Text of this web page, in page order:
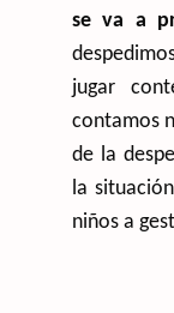
se va a
jugar
contamos
de la
la
niños a